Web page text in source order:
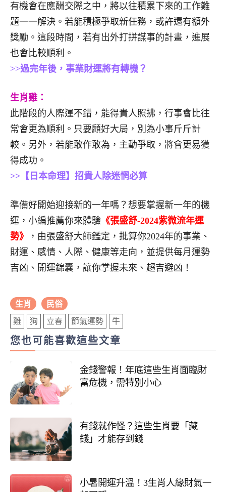
有機會在應酬交際之中，將以往積累下來的工作難
題一一解決。若能積極爭取新任務，或許還有額外
獎勵。這段時間，若有出外打拼謀事的計畫，進展
也會比較順利。
>>過完年後，事業財運將有轉機？
生肖雞：
此階段的人際運不錯，能得貴人照拂，行事會比往
常會更為順利。只要顧好大局，別為小事斤斤計
較。另外，若能敢作敢為，主動爭取，將會更易獲
得成功。
>>【日本命理】招貴人除迷惘必算
準備好開始迎接新的一年嗎？想要掌握新一年的機
運，小編推薦你來體驗 《張盛舒-2024紫微流年運
勢》
，由張盛舒大師鑑定，批算你2024年的事業、
財運、感情、人際、健康等走向，並提供每月運勢
吉凶、開運錦囊，讓你掌握未來、趨吉避凶！
生肖 民俗
雞 狗 立春 節氣運勢 牛
您也可能喜歡這些文章
金錢警報！年底這些生肖面臨財
富危機，需特別小心
有錢就作怪？這些生肖要「藏
錢」才能存到錢
小暑開運升溫！3生肖人緣財氣一